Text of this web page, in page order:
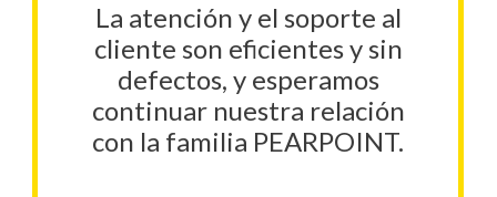
La atención y el soporte al
cliente son eficientes y sin
defectos, y esperamos
continuar nuestra relación
con la familia PEARPOINT.